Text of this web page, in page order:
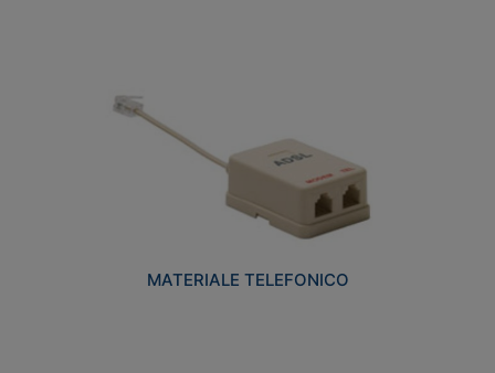
MATERIALE TELEFONICO